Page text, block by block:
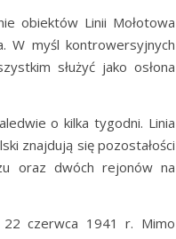
obiektów Linii Mołotowa
W myśl kontrowersyjnych
służyć jako osłona
o kilka tygodni. Linia
znajdują się pozostałości
oraz dwóch rejonów na
22 czerwca 1941 r. Mimo